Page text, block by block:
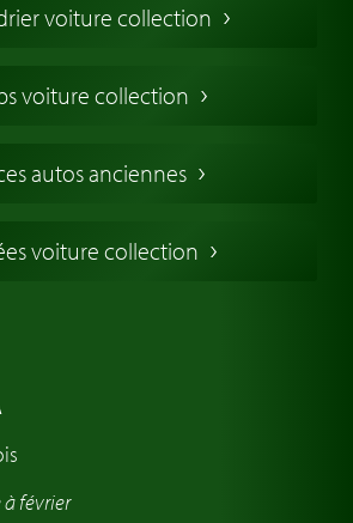
Europe
de collection
anciennes
de voiture
voiture collection
voiture collection
autos anciennes
voiture collection
février